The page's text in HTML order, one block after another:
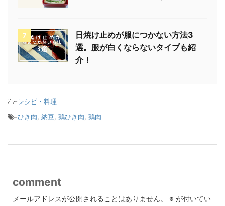
7
日焼け止めが服につかない方法3
選。服が白くならないタイプも紹
介！
-レシピ・料理
-ひき肉, 納豆, 鶏ひき肉, 鶏肉
comment
メールアドレスが公開されることはありません。 ※ が付いてい